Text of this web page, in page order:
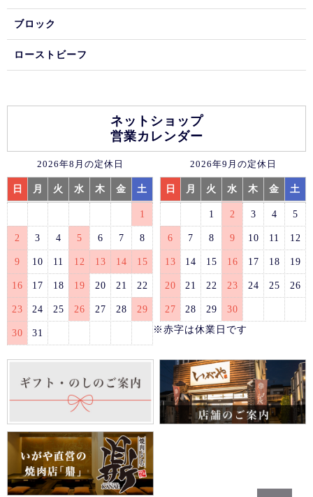
ブロック
ローストビーフ
ネットショップ
営業カレンダー
2026年8月の定休日
日 月 火 水 木 金 土
1
2 3 4 5 6 7 8
9 10 11 12 13 14 15
16 17 18 19 20 21 22
23 24 25 26 27 28 29
30 31
2026年9月の定休日
日 月 火 水 木 金 土
1 2 3 4 5
6 7 8 9 10 11 12
13 14 15 16 17 18 19
20 21 22 23 24 25 26
27 28 29
30
※赤字は休業日です